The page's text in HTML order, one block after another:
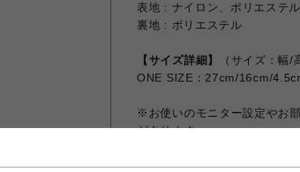
表地 : ナイロン、ポリエステ
裏地 : ポリエステル
【サイズ詳細】
（サイズ：幅/
ONE SIZE：27cm/16cm/
※お使いのモニター設定やお
があります。